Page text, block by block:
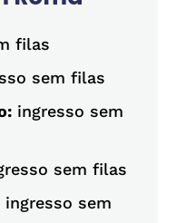
filas
sem filas
ingresso sem
sem filas
ingresso sem